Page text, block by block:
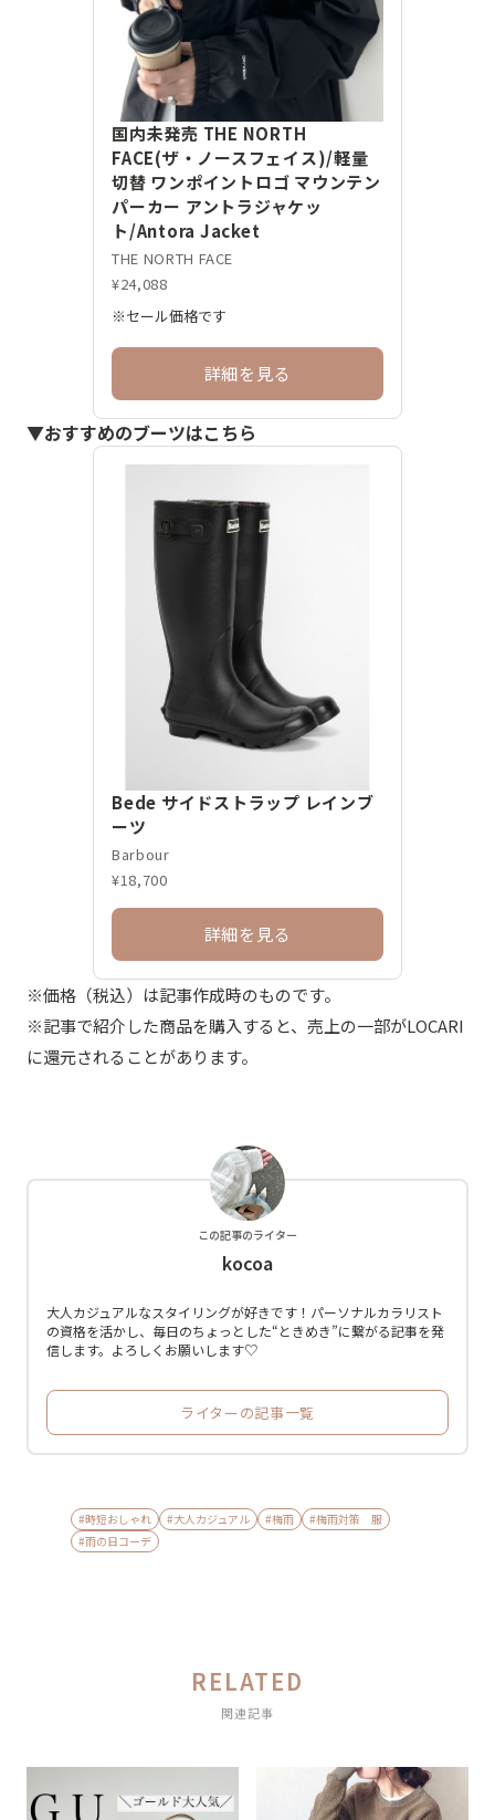
国内未発売 THE NORTH
FACE(ザ・ノースフェイス)/軽量
切替 ワンポイントロゴ マウンテン
パーカー アントラジャケッ
ト/Antora Jacket
THE NORTH FACE
¥24,088
※セール価格です
詳細を見る
▼おすすめのブーツはこちら
Bede サイドストラップ レインブ
ーツ
Barbour
¥18,700
詳細を見る
※価格（税込）は記事作成時のものです。
※記事で紹介した商品を購入すると、売上の一部がLOCARI
に還元されることがあります。
この記事のライター
kocoa
大人カジュアルなスタイリングが好きです！パーソナルカラリスト
の資格を活かし、毎日のちょっとした“ときめき”に繋がる記事を発
信します。よろしくお願いします♡
ライターの記事一覧
#時短おしゃれ #大人カジュアル #梅雨
#梅雨対策 服
#雨の日コーデ
RELATED
関連記事